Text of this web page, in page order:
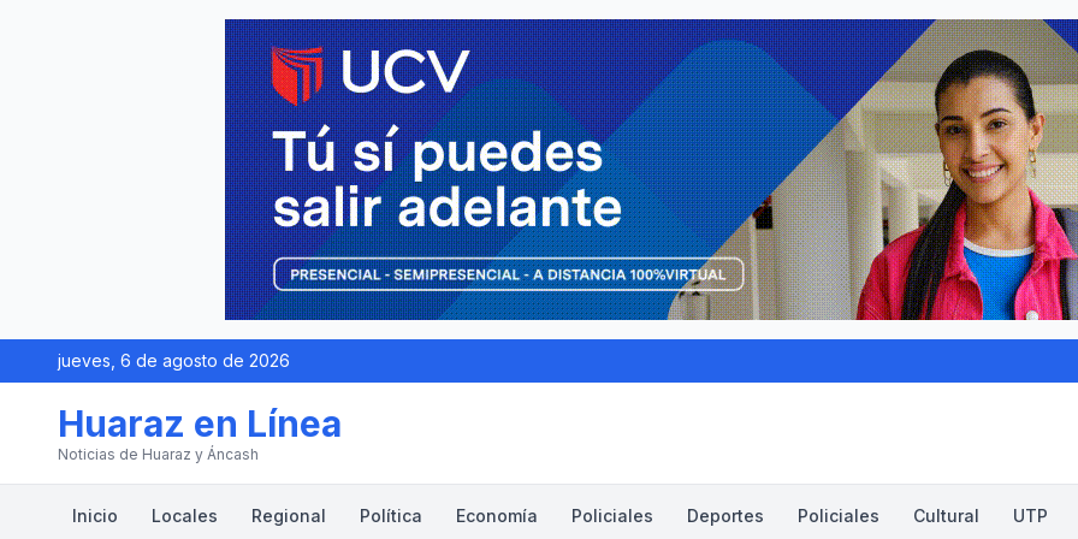
jueves, 6 de agosto de 2026
Huaraz en Línea
Noticias de Huaraz y Áncash
Inicio Locales Regional Política Economía Policiales Deportes Policiales Cultural UTP